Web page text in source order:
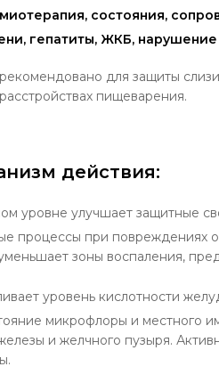
состояния,
гепатиты, ЖКБ,
для защиты
пищеварения.
действия:
уровне улучшает защитные
процессы при повреждениях
зоны воспаления,
уровень кислотности
микрофлоры и местного
и желчного пузыря.